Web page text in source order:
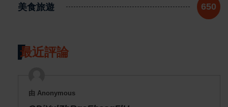
美食旅遊 650
最近評論
由 Anonymous